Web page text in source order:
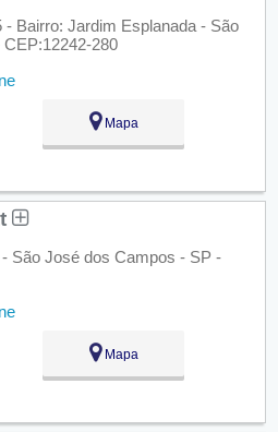
- Bairro: Jardim Esplanada - São
280
Mapa
São José dos Campos - SP -
Mapa